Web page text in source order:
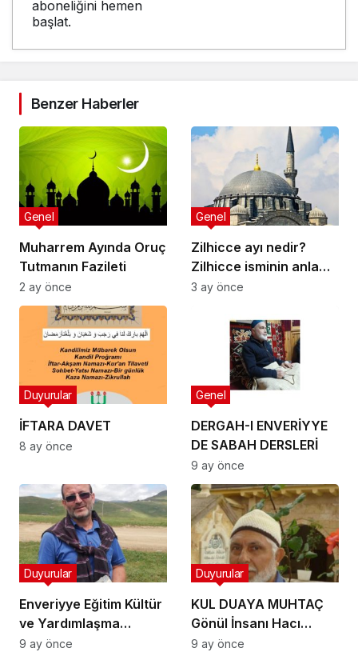
aboneliğini hemen
başlat.
Benzer Haberler
Muharrem Ayında Oruç
Tutmanın Fazileti
Genel
2 ay önce
Zilhicce ayı nedir?
Zilhicce isminin anlamı
nedir? Zilhicce ayının
ayet ve hadisler neler?
Zilhicce ayında ne
yapılır? Zilhicce ayı
önemi ve fazileti
hakkında kısaca
bilinmesi gerekenler…
Genel
3 ay önce
İFTARA DAVET
Duyurular
8 ay önce
DERGAH-I ENVERİYYE
DE SABAH DERSLERİ
Genel
9 ay önce
Enveriyye Eğitim Kültür
ve Yardımlaşma
Derneği üyelerinden
Duyurular
9 ay önce
KUL DUAYA MUHTAÇ
Gönül İnsanı Hacı
Necati Ustaci Hakkın
Duyurular
9 ay önce